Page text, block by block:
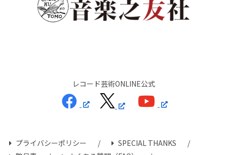
レコード芸術ONLINE公式
プライバシーポリシー
SPECIAL THANKS